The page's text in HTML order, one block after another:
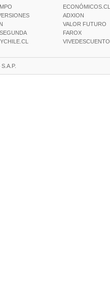
ECONÓMICOS.CL
ADXION
VALOR FUTURO
FAROX